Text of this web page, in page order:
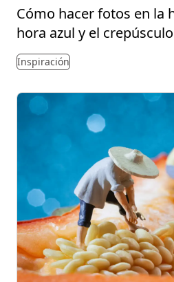
Cómo hacer fotos en la
hora azul y el crepúsculo
Inspiración